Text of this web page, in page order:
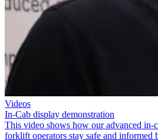
Videos
In-Cab display demonstration
This video shows how our advanced in-
forklift operators stay safe and